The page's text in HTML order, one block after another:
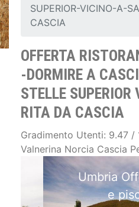
SUPERIOR-VICINO-A-
CASCIA
OFFERTA
-DORMIRE A
STELLE
RITA DA CASCIA
Gradimento Utenti: 9.47
Valnerina Norcia Cascia
Umbria
e piscina